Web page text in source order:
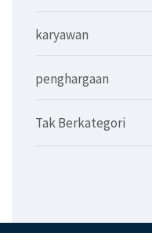
karyawan
penghargaan
Tak Berkategori